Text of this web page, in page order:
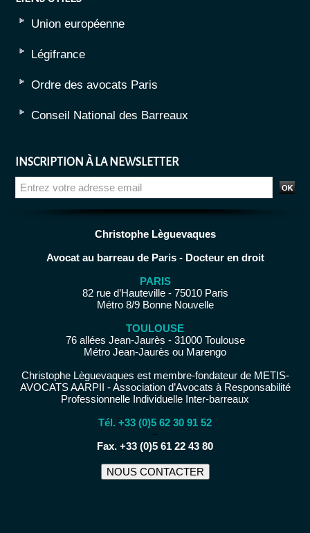
Union européenne
Légifrance
Ordre des avocats Paris
Conseil National des Barreaux
INSCRIPTION À LA NEWSLETTER
Christophe Lèguevaques
Avocat au barreau de Paris - Docteur en droit
PARIS
82 rue d’Hauteville - 75010 Paris
Métro 8/9 Bonne Nouvelle
TOULOUSE
76 allées Jean-Jaurès - 31000 Toulouse
Métro Jean-Jaurès ou Marengo
Christophe Lèguevaques est membre-fondateur de METIS-
AVOCATS AARPII - Association d’Avocats à Responsabilité
Professionnelle Individuelle Inter-barreaux
Tél. +33 (0)5 62 30 91 52
−
Fax. +33 (0)5 61 22 43 80
NOUS CONTACTER